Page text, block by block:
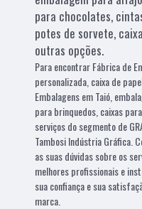
para chocolates,
potes de sorvete,
outras opções.
Para encontrar Fábrica de
personalizada, caixa de
Embalagens em Taió,
para brinquedos, caixas
serviços do segmento de
Tambosi Indústria Gráfica.
as suas dúvidas sobre os
melhores profissionais e
sua confiança e sua
marca.